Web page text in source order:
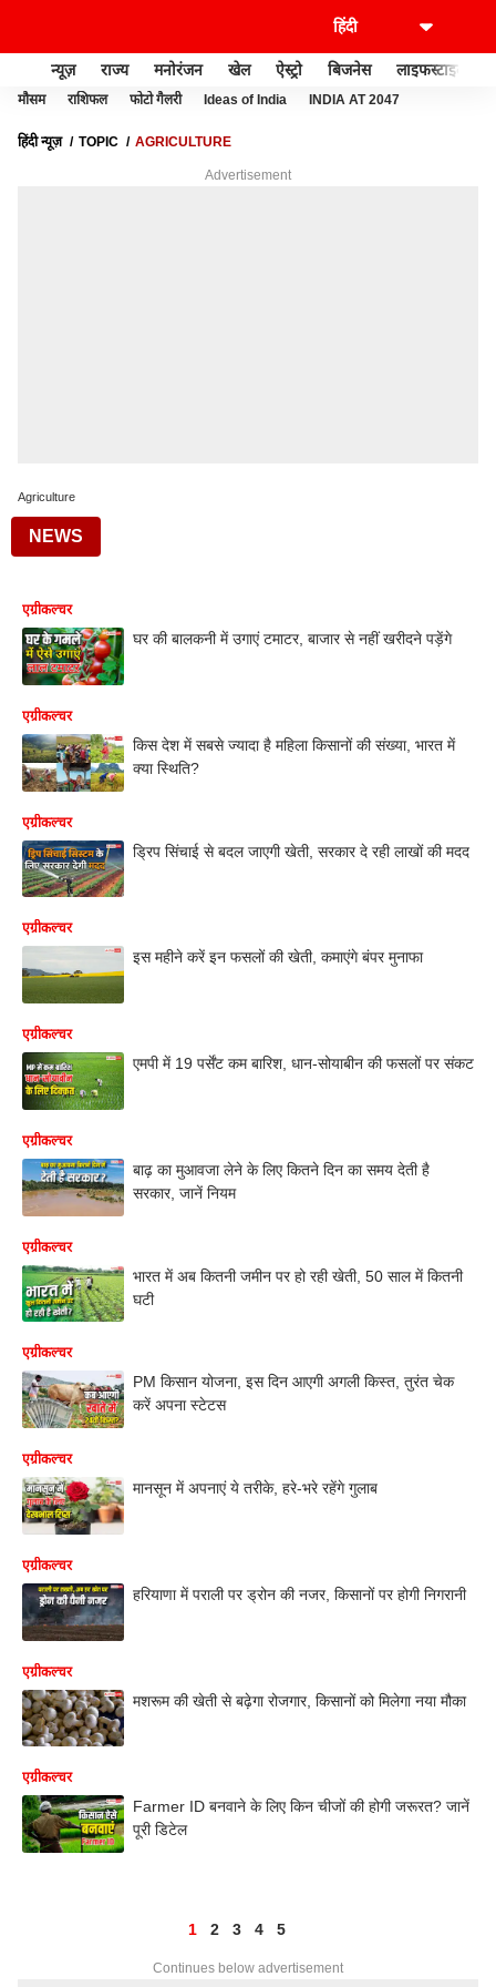
न्यूज़ राज्य मनोरंजन खेल ऐस्ट्रो बिजनेस लाइफस्टाइल
मौसम राशिफल फोटो गैलरी Ideas of India INDIA AT 2047
हिंदी न्यूज़ TOPIC AGRICULTURE
Advertisement
Agriculture
NEWS
एग्रीकल्चर
घर की बालकनी में उगाएं टमाटर, बाजार से नहीं खरीदने पड़ेंगे
एग्रीकल्चर
किस देश में सबसे ज्यादा है महिला किसानों की संख्या, भारत में
क्या स्थिति?
एग्रीकल्चर
ड्रिप सिंचाई से बदल जाएगी खेती, सरकार दे रही लाखों की मदद
एग्रीकल्चर
इस महीने करें इन फसलों की खेती, कमाएंगे बंपर मुनाफा
एग्रीकल्चर
एमपी में 19 पर्सेंट कम बारिश, धान-सोयाबीन की फसलों पर संकट
एग्रीकल्चर
बाढ़ का मुआवजा लेने के लिए कितने दिन का समय देती है
सरकार, जानें नियम
एग्रीकल्चर
भारत में अब कितनी जमीन पर हो रही खेती, 50 साल में कितनी
घटी
एग्रीकल्चर
PM किसान योजना, इस दिन आएगी अगली किस्त, तुरंत चेक
करें अपना स्टेटस
एग्रीकल्चर
मानसून में अपनाएं ये तरीके, हरे-भरे रहेंगे गुलाब
एग्रीकल्चर
हरियाणा में पराली पर ड्रोन की नजर, किसानों पर होगी निगरानी
एग्रीकल्चर
मशरूम की खेती से बढ़ेगा रोजगार, किसानों को मिलेगा नया मौका
एग्रीकल्चर
Farmer ID बनवाने के लिए किन चीजों की होगी जरूरत? जानें
पूरी डिटेल
1 2 3 4 5
Continues below advertisement